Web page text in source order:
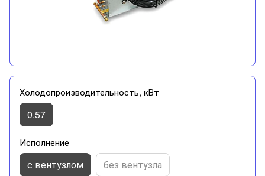
Холодопроизводительность, кВт
0.57
Исполнение
с вентузлом без вентузла